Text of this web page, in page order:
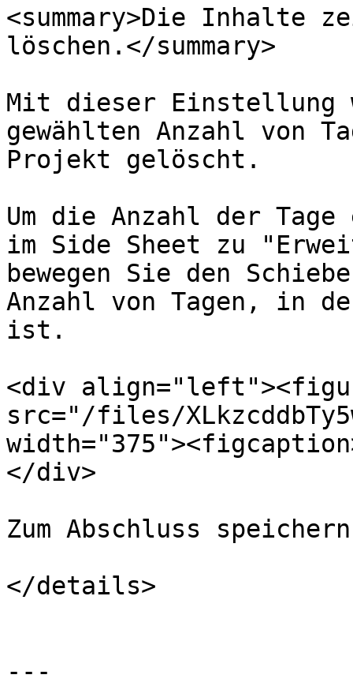
<summary>Die Inhalte
löschen.</summary>
Mit dieser Einstellung
gewählten Anzahl von
Projekt gelöscht.
Um die Anzahl der
im Side Sheet zu
bewegen Sie den
Anzahl von Tagen, in
ist.
<div
src="/files/
</div>
Zum Abschluss
</details>
---